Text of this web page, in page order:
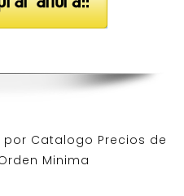
por Catalogo Precios de
Minima